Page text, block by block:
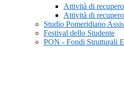
Attività di
Attività di
Studio Pomeridiano
Festival dello Studente
PON - Fondi Strutturali